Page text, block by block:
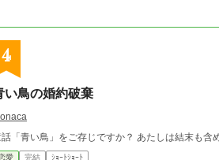
4
い鳥の婚約破棄
「青い鳥」をご存じですか？ あたしは結末も含
愛 完結 ｼｮｰﾄｼｮｰﾄ